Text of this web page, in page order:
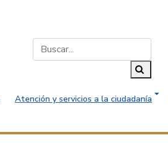
Atención y servicios a la ciudadanía